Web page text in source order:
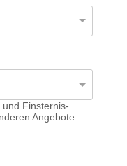
und Finsternis-
Angebote